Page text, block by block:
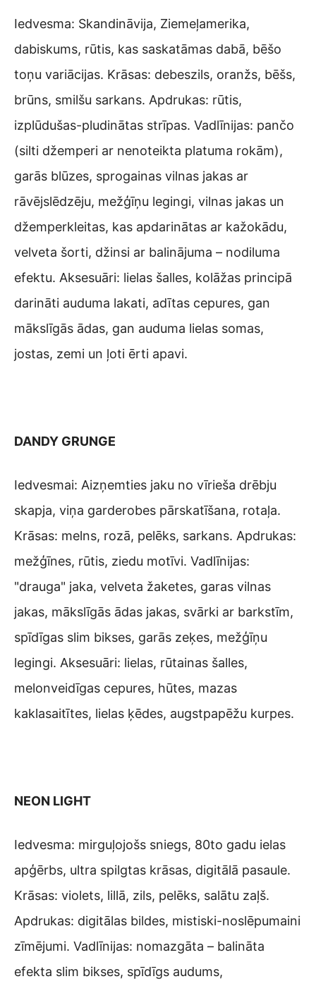
Iedvesma: Skandināvija, Ziemeļamerika,
dabiskums, rūtis, kas saskatāmas dabā, bēšo
toņu variācijas. Krāsas: debeszils, oranžs, bēšs,
brūns, smilšu sarkans. Apdrukas: rūtis,
izplūdušas-pludinātas strīpas. Vadlīnijas: pančo
(silti džemperi ar nenoteikta platuma rokām),
garās blūzes, sprogainas vilnas jakas ar
rāvējslēdzēju, mežģīņu legingi, vilnas jakas un
džemperkleitas, kas apdarinātas ar kažokādu,
velveta šorti, džinsi ar balinājuma – nodiluma
efektu. Aksesuāri: lielas šalles, kolāžas principā
darināti auduma lakati, adītas cepures, gan
mākslīgās ādas, gan auduma lielas somas,
jostas, zemi un ļoti ērti apavi.
DANDY GRUNGE
Iedvesmai: Aizņemties jaku no vīrieša drēbju
skapja, viņa garderobes pārskatīšana, rotaļa.
Krāsas: melns, rozā, pelēks, sarkans. Apdrukas:
mežģīnes, rūtis, ziedu motīvi. Vadlīnijas:
"drauga" jaka, velveta žaketes, garas vilnas
jakas, mākslīgās ādas jakas, svārki ar barkstīm,
spīdīgas slim bikses, garās zeķes, mežģīņu
legingi. Aksesuāri: lielas, rūtainas šalles,
melonveidīgas cepures, hūtes, mazas
kaklasaitītes, lielas ķēdes, augstpapēžu kurpes.
NEON LIGHT
Iedvesma: mirguļojošs sniegs, 80to gadu ielas
apģērbs, ultra spilgtas krāsas, digitālā pasaule.
Krāsas: violets, lillā, zils, pelēks, salātu zaļš.
Apdrukas: digitālas bildes, mistiski-noslēpumaini
zīmējumi. Vadlīnijas: nomazgāta – balināta
efekta slim bikses, spīdīgs audums,